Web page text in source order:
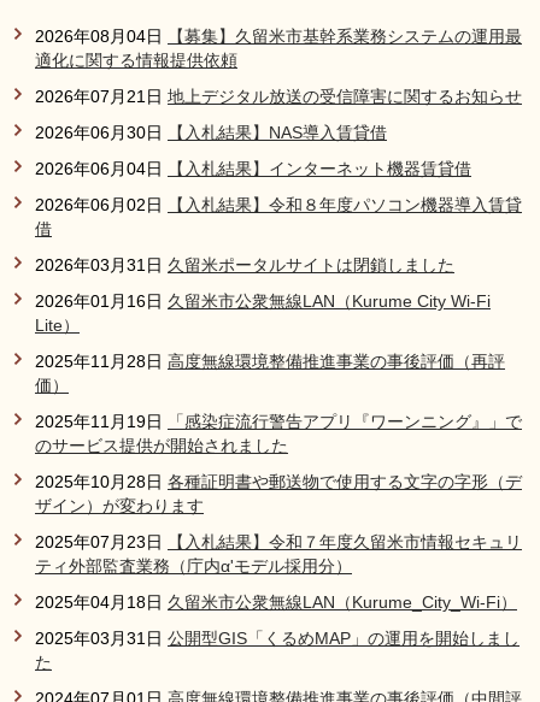
計画・政策
サイトマップ 組織から探す
リンク集 利用ガイド
サイトについて
閉じる
2026年08月04日
【募集】久留米市基幹系業務システムの運用最
適化に関する情報提供依頼
2026年07月21日 地上デジタル放送の受信障害に関するお知らせ
2026年06月30日
【入札結果】NAS導入賃貸借
2026年06月04日
【入札結果】インターネット機器賃貸借
2026年06月02日
【入札結果】令和８年度パソコン機器導入賃貸
借
2026年03月31日 久留米ポータルサイトは閉鎖しました
2026年01月16日 久留米市公衆無線LAN（Kurume City Wi-Fi
Lite）
2025年11月28日 高度無線環境整備推進事業の事後評価（再評
価）
2025年11月19日
「感染症流行警告アプリ『ワーンニング』」で
のサービス提供が開始されました
2025年10月28日 各種証明書や郵送物で使用する文字の字形（デ
ザイン）が変わります
2025年07月23日
【入札結果】令和７年度久留米市情報セキュリ
ティ外部監査業務（庁内α'モデル採用分）
2025年04月18日 久留米市公衆無線LAN（Kurume_City_Wi-Fi）
2025年03月31日 公開型GIS「くるめMAP」の運用を開始しまし
た